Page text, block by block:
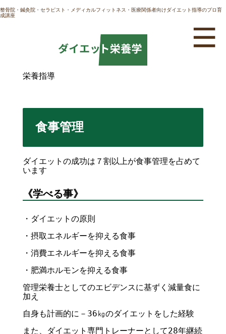
整骨院・鍼灸院・セラピスト・メディカルフィットネス・医療関係者向けダイエット指導のプロ育
成講座
栄養指導
食事管理
ダイエットの成功は７割以上が食事管理を占めて
います
《学べる事》
・ダイエットの原則
・摂取エネルギーを抑える食事
・消費エネルギーを抑える食事
・肥満ホルモンを抑える食事
管理栄養士としてのエビデンスに基ずく減量食に
加え
自身も計画的に－36㎏のダイエットをした経験
また、ダイエット専門トレーナーとして28年継続